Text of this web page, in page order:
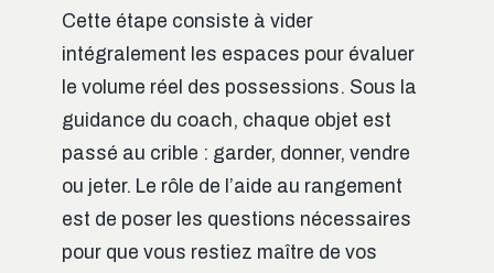
Cette étape consiste à vider
intégralement les espaces pour évaluer
le volume réel des possessions. Sous la
guidance du coach, chaque objet est
passé au crible : garder, donner, vendre
ou jeter. Le rôle de l’aide au rangement
est de poser les questions nécessaires
pour que vous restiez maître de vos